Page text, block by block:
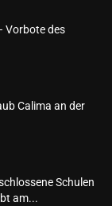
Vorbote des
Calima an der
Schulen
am...